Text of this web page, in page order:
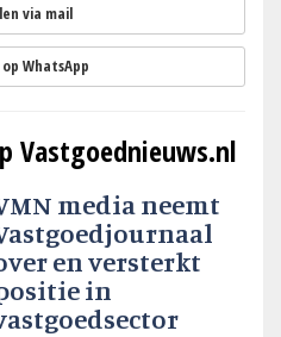
via mail
WhatsApp
Vastgoednieuws.nl
media neemt
en versterkt
in